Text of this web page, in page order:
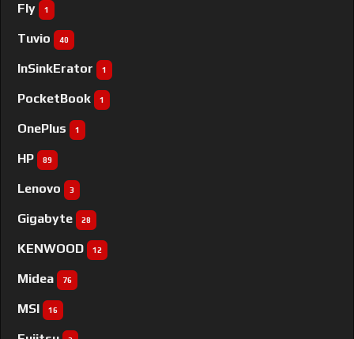
Fly 1
Tuvio 40
InSinkErator 1
PocketBook 1
OnePlus 1
HP 89
Lenovo 3
Gigabyte 28
KENWOOD 12
Midea 76
MSI 16